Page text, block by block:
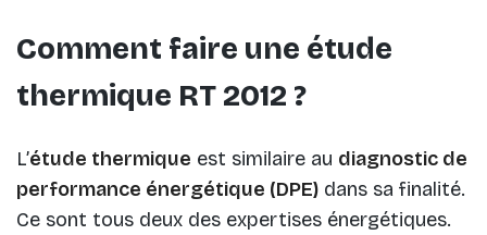
Comment faire une étude
thermique RT 2012 ?
L’étude thermique est similaire au diagnostic de
performance énergétique (DPE) dans sa finalité.
Ce sont tous deux des expertises énergétiques.